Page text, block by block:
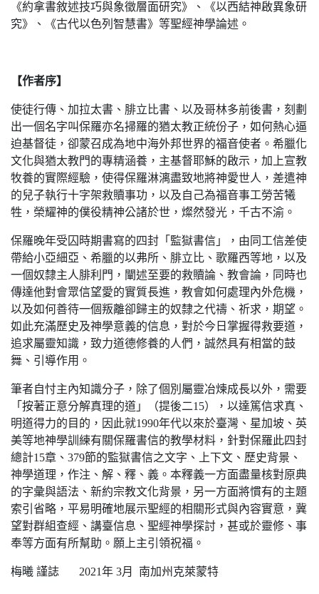
《約拿書敘述技巧與象徵層面研究》、《以西結神啟異象研
究》、《古代以色列智慧書》等聖經神學論述。
【作者序】
使徒行傳、加拉太書、腓立比書、以及哥林多前後書，刻劃
出一個名字叫保羅亦名掃羅的猶太教正統份子，如何熱心逼
迫基督徒，卻蒙召成為地中海外邦世界的福音使者。希臘化
文化與猶太教門的專精涵養，主基督耶穌的啟示，加上宣教
牧養的實際經驗，使得保羅淋漓盡致地將神愛世人，差遣神
的兒子執行十字架救贖事功，以及自己為福音事工勞苦犧
牲，榮耀神的僕役精神公諸於世，燦然發光，千古不渝。
保羅晚年受囚時期書寫的四封「監獄書信」，由同工信差使
帶給小亞細亞、希臘的以弗所、腓立比、歌羅西等地，以及
一個奴隸主人腓利門，闡述至要的救贖論、教會論，同時也
傳達他對會眾信望愛的實質長進，教會如何處理內外危機，
以及如何善待一個叛離卻歸主的奴隸之代禱、祈求，期望。
如此充滿歷史及神學意義的信息，對於今日掌握得救要道，
追求屬靈知識，致力道德修養的人們，誠然具有相當的鼓
舞、引導作用。
筆者自忖主內知識分子，除了個別屬靈冶煉成長以外，需要
「按著正意分解真理的道」（提後二15），以達篤信求真、
明道得力的目的，因此就1990年代以來於臺灣、星加坡、英
美等地神學訓練有關保羅書信的教學材料，針對保羅此四封
總計15章、379節的監獄書信之文字、上下文、歷史背景、
神學道理，作注、解、釋、義。本釋義一方面盡量核對原典
的字彙與語法、新約宗教文化背景，另一方面將慣有的主題
索引省略，平易明確地展示聖經的相關形式與內容實意，冀
望對群組查經、講臺信息、聖經神學探討，甚或於靈修、事
奉等方面有所幫助。願上主引領祝福。
梅曦 謹誌 2021年 3月 南加州克萊蒙特